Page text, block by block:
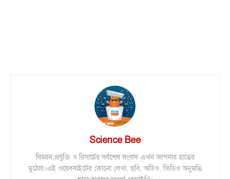
Science Bee
বিজ্ঞান,প্রযুক্তি ও রিসার্চের সর্বশেষ সংবাদ এখন আপনার হাতের
মুঠোয়।এই ওয়েবসাইটের কোনো লেখা, ছবি, অডিও, ভিডিও অনুমতি